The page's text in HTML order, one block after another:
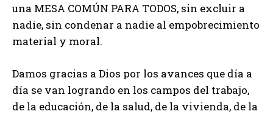
una MESA COMÚN PARA TODOS, sin excluir a
nadie, sin condenar a nadie al empobrecimiento
material y moral.
Damos gracias a Dios por los avances que día a
día se van logrando en los campos del trabajo,
de la educación, de la salud, de la vivienda, de la